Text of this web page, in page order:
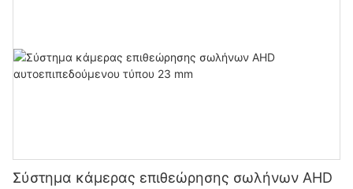
Σύστημα κάμερας επιθεώρησης σωλήνων AHD